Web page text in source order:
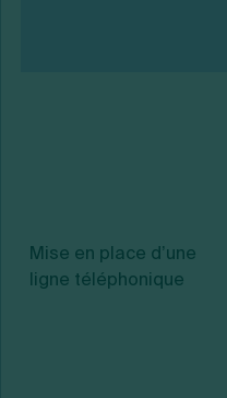
Mise en place d’une
ligne téléphonique